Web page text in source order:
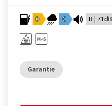
D C B | 71dB
Garantie